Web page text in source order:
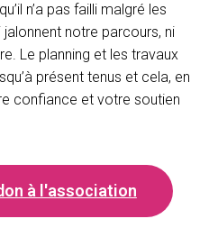
n’a pas failli malgré les
notre parcours, ni
Le planning et les travaux
présent tenus et cela, en
confiance et votre soutien
à l'association